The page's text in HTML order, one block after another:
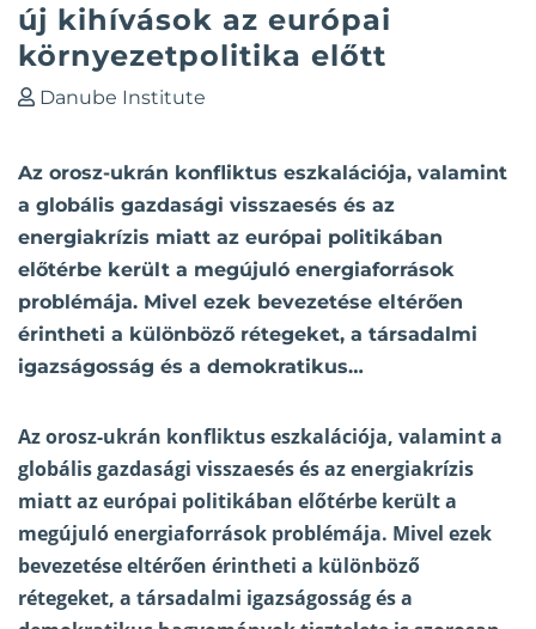
új kihívások az európai
környezetpolitika előtt
Danube Institute
Az orosz-ukrán konfliktus eszkalációja, valamint
a globális gazdasági visszaesés és az
energiakrízis miatt az európai politikában
előtérbe került a megújuló energiaforrások
problémája. Mivel ezek bevezetése eltérően
érintheti a különböző rétegeket, a társadalmi
igazságosság és a demokratikus…
Az orosz-ukrán konfliktus eszkalációja, valamint a
globális gazdasági visszaesés és az energiakrízis
miatt az európai politikában előtérbe került a
megújuló energiaforrások problémája. Mivel ezek
bevezetése eltérően érintheti a különböző
rétegeket, a társadalmi igazságosság és a